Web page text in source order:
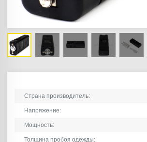
Страна производитель:
Напряжение:
Мощность:
Толщина пробоя одежды: